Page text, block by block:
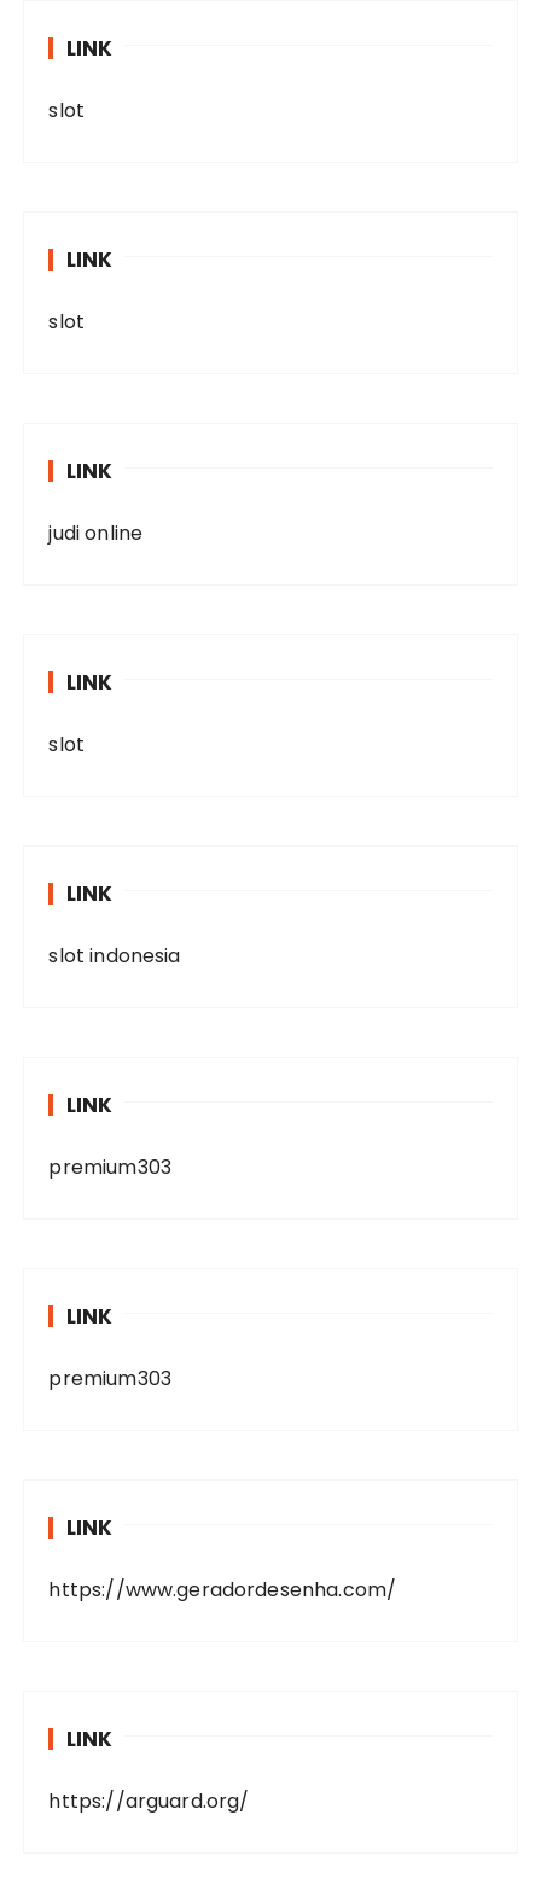
LINK
slot
LINK
slot
LINK
judi online
LINK
slot
LINK
slot indonesia
LINK
premium303
LINK
premium303
LINK
https://www.geradordesenha.com/
LINK
https://arguard.org/